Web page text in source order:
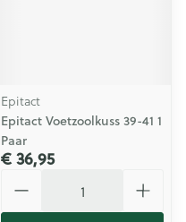
Epitact
Epitact Voetzoolkuss 39-41 1
Paar
€ 36,95